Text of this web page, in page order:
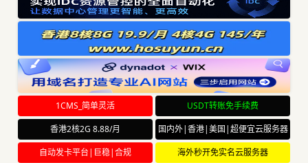
1CMS_简单灵活
USDT转账免手续费
香港2核2G 8.88/月
国内外|香港|美国|超便宜云服务器
自动发卡平台|巨稳|合规
海外秒开免实名云服务器